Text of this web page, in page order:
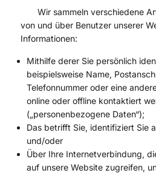
Wir sammeln verschiedene
von und über Benutzer unserer
Informationen:
Mithilfe derer Sie persönlich
beispielsweise Name,
Telefonnummer oder eine
online oder offline kontaktiert
(„personenbezogene Daten“);
Das betrifft Sie, identifiziert Sie
und/oder
Über Ihre Internetverbindung,
auf unsere Website zugreifen,